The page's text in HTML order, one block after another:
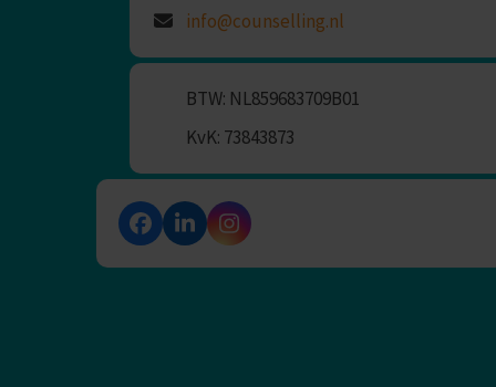
info@counselling.nl
BTW: NL859683709B01
KvK: 73843873
Facebook
LinkedInInstagram